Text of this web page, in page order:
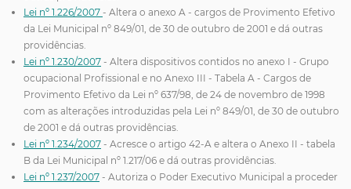
Lei nº 1.226/2007 - Altera o anexo A - cargos de Provimento Efetivo
da Lei Municipal nº 849/01, de 30 de outubro de 2001 e dá outras
providências.
Lei nº 1.230/2007 - Altera dispositivos contidos no anexo I - Grupo
ocupacional Profissional e no Anexo III - Tabela A - Cargos de
Provimento Efetivo da Lei nº 637/98, de 24 de novembro de 1998
com as alterações introduzidas pela Lei nº 849/01, de 30 de outubro
de 2001 e dá outras providências.
Lei nº 1.234/2007 - Acresce o artigo 42-A e altera o Anexo II - tabela
B da Lei Municipal nº 1.217/06 e dá outras providências.
Lei nº 1.237/2007 - Autoriza o Poder Executivo Municipal a proceder